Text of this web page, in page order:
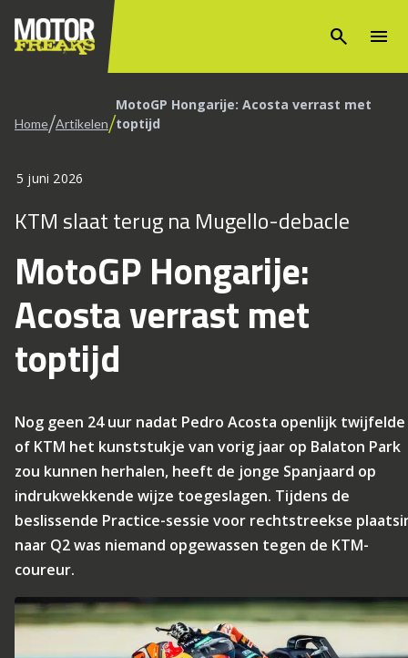
search menu
Home/Artikelen/MotoGP Hongarije: Acosta verrast met
toptijd
5 juni 2026
KTM slaat terug na Mugello-debacle
MotoGP Hongarije:
Acosta verrast met
toptijd
Nog geen 24 uur nadat Pedro Acosta openlijk twijfelde
of KTM het kunststukje van vorig jaar op Balaton Park
zou kunnen herhalen, heeft de jonge Spanjaard op
indrukwekkende wijze toegeslagen. Tijdens de
beslissende Practice-sessie voor rechtstreekse
naar Q2 was niemand opgewassen tegen de KTM-
coureur.